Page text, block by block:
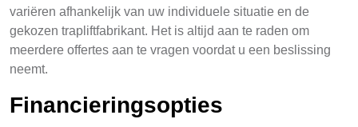
variëren afhankelijk van uw individuele situatie en de
gekozen trapliftfabrikant. Het is altijd aan te raden om
meerdere offertes aan te vragen voordat u een beslissing
neemt.
Financieringsopties